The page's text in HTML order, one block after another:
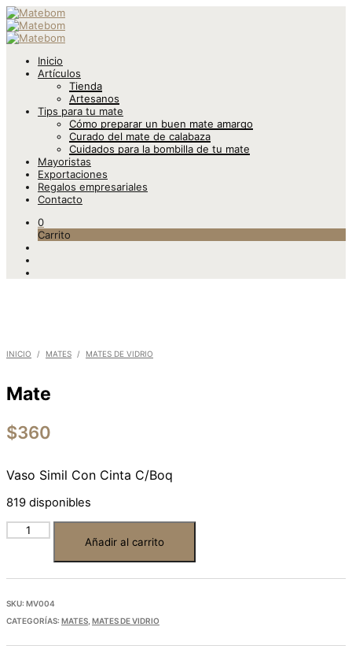
Inicio
Artículos
Tienda
Artesanos
Tips para tu mate
Cómo preparar un buen mate amargo
Curado del mate de calabaza
Cuidados para la bombilla de tu mate
Mayoristas
Exportaciones
Regalos empresariales
Contacto
0
Carrito
INICIO / MATES / MATES DE VIDRIO
Mate
$360
Vaso Simil Con Cinta C/Boq
819 disponibles
Añadir al carrito
SKU: MV004
CATEGORÍAS: MATES MATES DE VIDRIO